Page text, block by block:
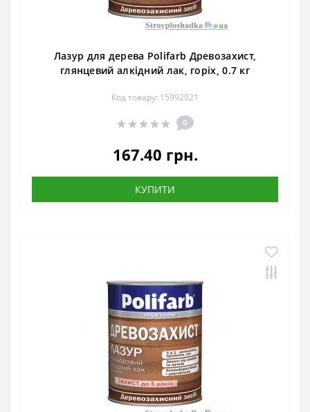
Лазур для дерева Polifarb Древозахист,
глянцевий алкідний лак, горіх, 0.7 кг
Код товару: 15992021
0
167.40 грн.
КУПИТИ